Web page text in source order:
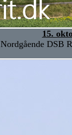
15.
Nordgående DSB